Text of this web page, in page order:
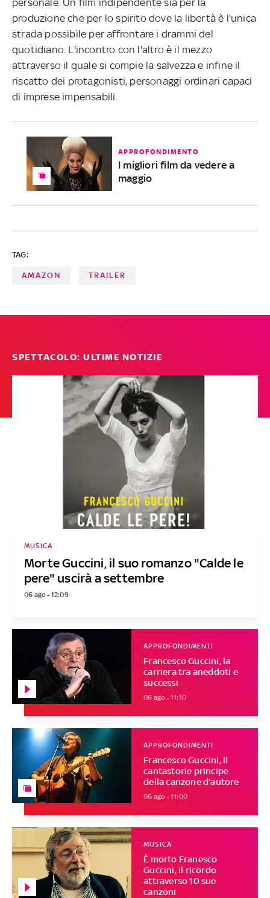
produzione che per lo spirito dove la libertà è l'unica
strada possibile per affrontare i drammi del
quotidiano. L'incontro con l'altro è il mezzo
attraverso il quale si compie la salvezza e infine il
riscatto dei protagonisti, personaggi ordinari capaci
di imprese impensabili.
APPROFONDIMENTO
I migliori film da vedere a
maggio
TAG:
AMAZON TRAILER
SPETTACOLO: ULTIME NOTIZIE
Morte Guccini, il suo romanzo "Calde le
pere" uscirà a settembre
MUSICA
06 ago - 12:09
Francesco Guccini, la
carriera tra aneddoti e
successi
APPROFONDIMENTI
06 ago - 11:10
Francesco Guccini, il
cantastorie principe
della canzone d'autore
APPROFONDIMENTI
06 ago - 11:00
È morto Franesco
Guccini, il ricordo
attraverso 10 sue
canzoni
MUSICA